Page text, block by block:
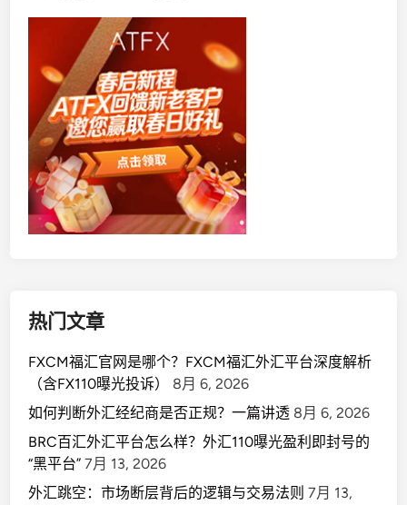
热门文章
FXCM福汇官网是哪个？FXCM福汇外汇平台深度解析
（含FX110曝光投诉）
8月 6, 2026
如何判断外汇经纪商是否正规？一篇讲透 8月 6, 2026
BRC百汇外汇平台怎么样？外汇110曝光盈利即封号的
“黑平台” 7月 13, 2026
外汇跳空：市场断层背后的逻辑与交易法则 7月 13,